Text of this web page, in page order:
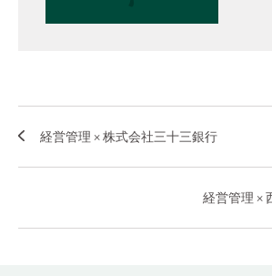
経営管理 × 株式会社三十三銀行
経営管理 ×